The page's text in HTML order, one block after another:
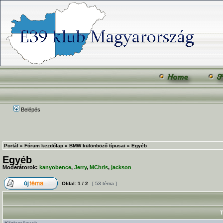
Belépés
Portál » Fórum kezdőlap » BMW különböző típusai » Egyéb
Egyéb
Moderátorok: kanyobence, Jerry, MChris, jackson
Oldal: 1 / 2 [ 53 téma ]